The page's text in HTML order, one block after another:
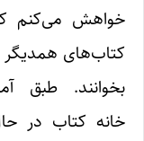
خواهش می‌کنم
کتاب‌های همدیگر
بخوانند. طبق
خانه کتاب در